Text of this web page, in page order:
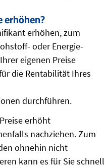
erhöhen?
erhöhen, zum
oder Energie-
eigenen Preise
die Rentabilität Ihres
durchführen.
erhöht
nachziehen. Zum
ohnehin nicht
kann es für Sie schnell